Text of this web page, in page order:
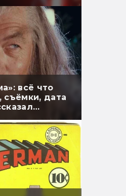
всё что
съёмки, дата